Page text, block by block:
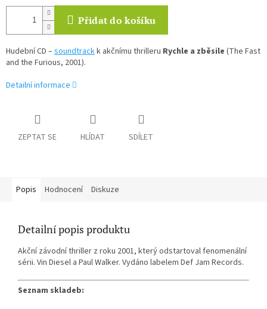
Přidat do košíku
Hudební CD –soundtrackk akčnímu thrilleru Rychle a zběsile (The Fast
and the Furious, 2001).
Detailní informace
ZEPTAT SE HLÍDAT SDÍLET
Popis Hodnocení Diskuze
Detailní popis produktu
Akční závodní thriller z roku 2001, který odstartoval fenomenální
sérii. Vin Diesel a Paul Walker. Vydáno labelem Def Jam Records.
Seznam skladeb: